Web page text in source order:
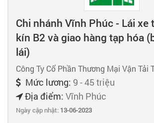
Chi nhánh Vĩnh Phúc - Lái xe
kín B2 và giao hàng tạp hóa
lái)
Công Ty Cổ Phần Thương Mại Vận Tải
Mức lương: 9 - 45 triệu
Địa điểm: Vĩnh Phúc
Ngày cập nhật: 13-06-2023